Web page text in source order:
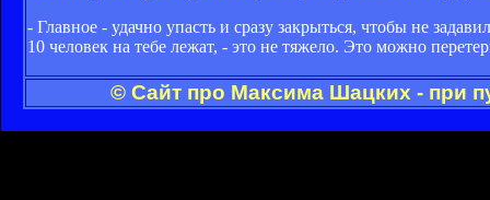
- Главное - удачно упасть и сразу закрыться, чтобы не
10 человек на тебе лежат, - это не тяжело. Это можно
© Сайт про Максима Шацких - при